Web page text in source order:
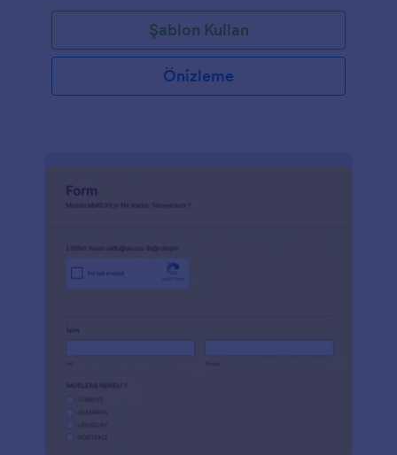
detaylandırabilirsiniz.
Şablon Kullan
Önizleme